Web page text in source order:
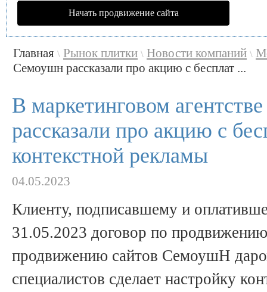
Начать продвижение сайта
Главная \ Рынок плитки \ Новости компаний \
Семоушн рассказали про акцию с бесплат ...
В маркетинговом
рассказали про акцию с
контекстной рекламы
04.05.2023
Клиенту, подписавшему и
31.05.2023 договор по
продвижению сайтов СемоушН
специалистов сделает настройку